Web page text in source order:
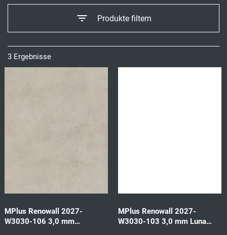
Produkte filtern
3 Ergebnisse
MPlus Renowall 2027-
W3030-106 3,0 mm
MPlus Renowall 2027-
W3030-103 3,0 mm Luna